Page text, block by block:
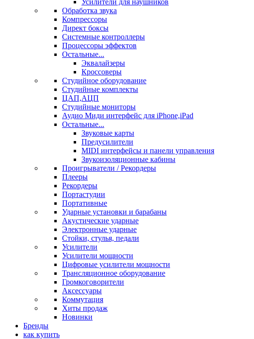
Усилители для наушников
Обработка звука
Компрессоры
Директ боксы
Системные контроллеры
Процессоры эффектов
Остальные...
Эквалайзеры
Кроссоверы
Студийное оборудование
Студийные комплекты
ЦАП,АЦП
Студийные мониторы
Аудио Миди интерфейс для iPhone,iPad
Остальные...
Звуковые карты
Предусилители
MIDI интерфейсы и панели управления
Звукоизоляционные кабины
Проигрыватели / Рекордеры
Плееры
Рекордеры
Портастудии
Портативные
Ударные установки и барабаны
Акустические ударные
Электронные ударные
Стойки, стулья, педали
Усилители
Усилители мощности
Цифровые усилители мощности
Трансляционное оборудование
Громкоговорители
Аксессуары
Коммутация
Хиты продаж
Новинки
Бренды
как купить